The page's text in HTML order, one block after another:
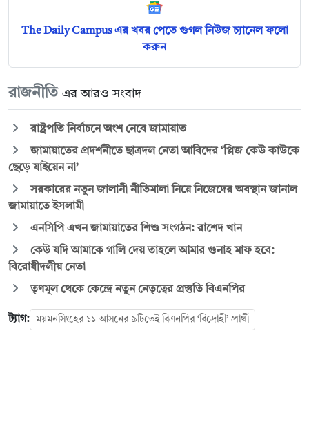
The Daily Campus এর খবর পেতে গুগল নিউজ চ্যানেল ফলো
করুন
রাজনীতি এর আরও সংবাদ
রাষ্ট্রপতি নির্বাচনে অংশ নেবে জামায়াত
জামায়াতের প্রদর্শনীতে ছাত্রদল নেতা আবিদের ‘প্লিজ কেউ কাউকে
ছেড়ে যাইয়েন না’
সরকারের নতুন জালানী নীতিমালা নিয়ে নিজেদের অবস্থান জানাল
জামায়াতে ইসলামী
এনসিপি এখন জামায়াতের শিশু সংগঠন: রাশেদ খান
কেউ যদি আমাকে গালি দেয় তাহলে আমার গুনাহ মাফ হবে:
বিরোধীদলীয় নেতা
তৃণমূল থেকে কেন্দ্রে নতুন নেতৃত্বের প্রস্তুতি বিএনপির
ট্যাগ: ময়মনসিংহের ১১ আসনের ৯টিতেই বিএনপির ‘বিদ্রোহী’ প্রার্থী